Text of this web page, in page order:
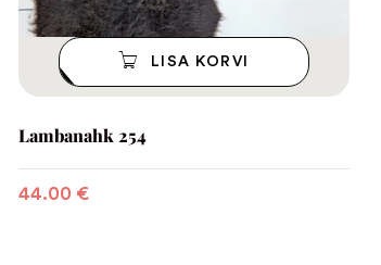
LISA KORVI
Lambanahk 254
44.00 €